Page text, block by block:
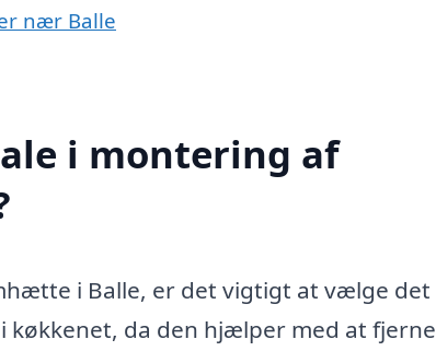
nær Balle
i montering af
i Balle, er det vigtigt at vælge det
da den hjælper med at fjerne